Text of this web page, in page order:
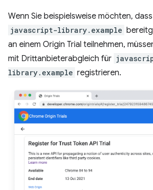
Wenn Sie beispielsweise möchten,
javascript-library.example
an einem Origin Trial teilnehmen,
mit Drittanbieterabgleich für
library.example registrieren.